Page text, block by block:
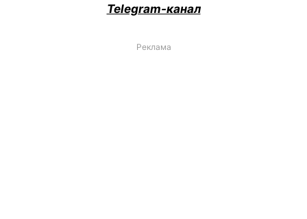
Telegram-канал
Реклама